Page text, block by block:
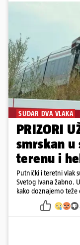
SUDAR DVA VLAKA
PRIZORI
smrskan
terenu i
Putnički i teretni vlak
Svetog Ivana žabno.
kako doznajemo
vlaka. Zatvoren je promet, a fotoreporteri Prigorskog objavili su
prve snimke s mjesta